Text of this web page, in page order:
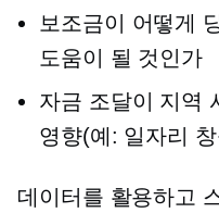
보조금이 어떻게
도움이 될 것인가
자금 조달이 지역
영향(예: 일자리
데이터를 활용하고